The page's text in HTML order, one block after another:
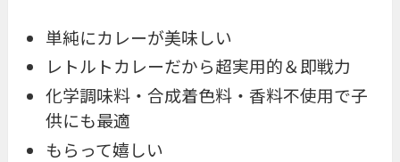
単純にカレーが美味しい
レトルトカレーだから超実用的＆即戦力
化学調味料・合成着色料・香料不使用で子
供にも最適
もらって嬉しい